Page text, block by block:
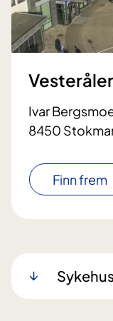
Ivar
8450
Finn frem